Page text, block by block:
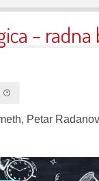
– radna
Petar